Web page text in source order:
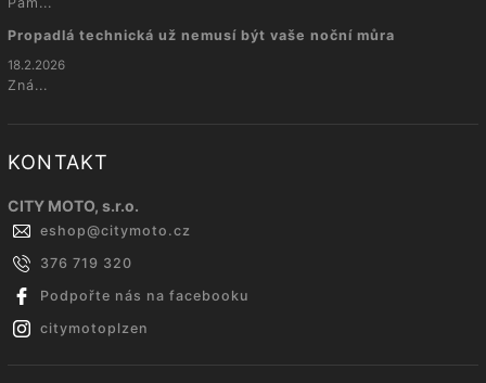
Propadlá technická už nemusí být vaše noční můra
18.2.2026
Zná...
KONTAKT
CITY MOTO, s.r.o.
eshop@citymoto.cz
376 719 320
Podpořte nás na facebooku
citymotoplzen